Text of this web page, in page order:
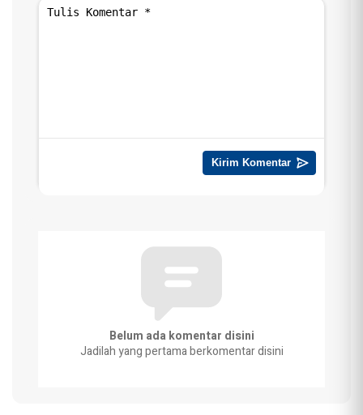
Belum ada komentar disini
Jadilah yang pertama berkomentar disini